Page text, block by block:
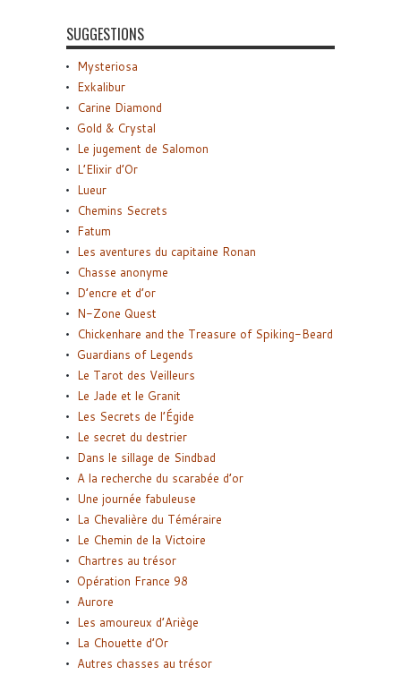
SUGGESTIONS
Mysteriosa
Exkalibur
Carine Diamond
Gold & Crystal
Le jugement de Salomon
L’Elixir d’Or
Lueur
Chemins Secrets
Fatum
Les aventures du capitaine Ronan
Chasse anonyme
D’encre et d’or
N-Zone Quest
Chickenhare and the Treasure of Spiking-Beard
Guardians of Legends
Le Tarot des Veilleurs
Le Jade et le Granit
Les Secrets de l’Égide
Le secret du destrier
Dans le sillage de Sindbad
A la recherche du scarabée d’or
Une journée fabuleuse
La Chevalière du Téméraire
Le Chemin de la Victoire
Chartres au trésor
Opération France 98
Aurore
Les amoureux d’Ariège
La Chouette d’Or
Autres chasses au trésor